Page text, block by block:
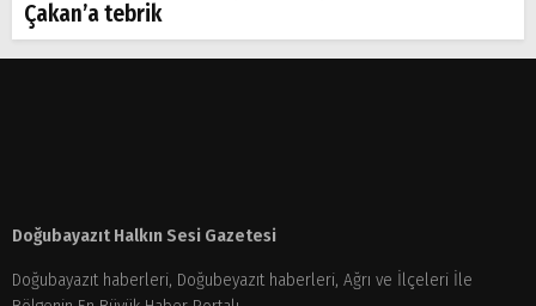
Çakan’a tebrik
Doğubayazıt Halkın Sesi Gazetesi
Doğubayazıt haberleri, Doğubeyazıt haberleri, Ağrı ve İlçeleri İle